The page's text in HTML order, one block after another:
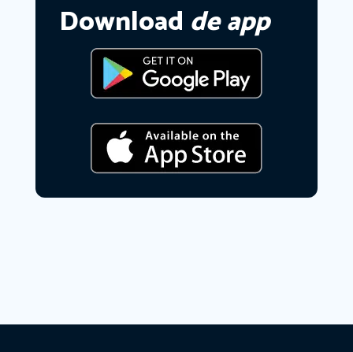
Download de app